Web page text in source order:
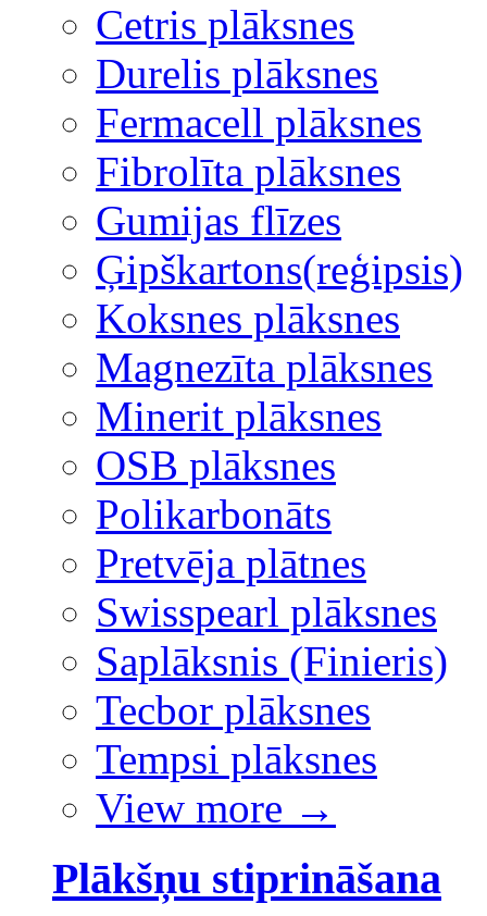
Cetris plāksnes
Durelis plāksnes
Fermacell plāksnes
Fibrolīta plāksnes
Gumijas flīzes
Ģipškartons(reģipsis)
Koksnes plāksnes
Magnezīta plāksnes
Minerit plāksnes
OSB plāksnes
Polikarbonāts
Pretvēja plātnes
Swisspearl plāksnes
Saplāksnis (Finieris)
Tecbor plāksnes
Tempsi plāksnes
View more →
Plākšņu stiprināšana